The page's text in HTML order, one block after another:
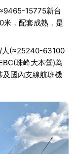
15775新台
米，配套成熟，是
人(≈25240-63100
珠峰大本營)為
及國內支線航班機